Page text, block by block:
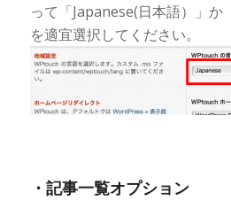
って「Japanese(日本語）」か
を適宜選択してください。
・記事一覧オプション